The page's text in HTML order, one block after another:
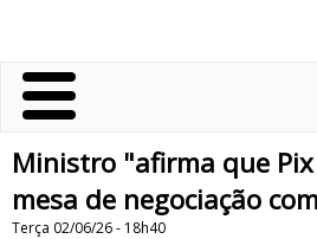
Ministro "afirma que
mesa de negociação
Terça 02/06/26 - 18h40